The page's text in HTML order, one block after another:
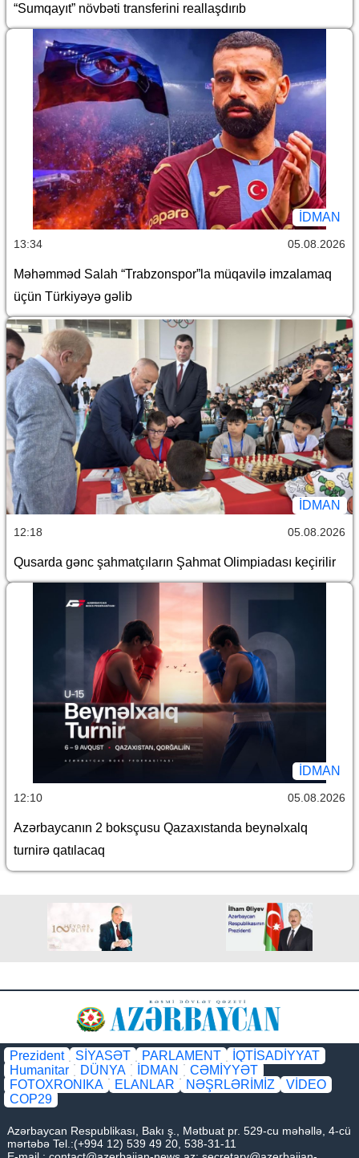
“Sumqayıt” növbəti transferini reallaşdırıb
İDMAN
13:34 05.08.2026
Məhəmməd Salah “Trabzonspor”la müqavilə imzalamaq
üçün Türkiyəyə gəlib
İDMAN
12:18 05.08.2026
Qusarda gənc şahmatçıların Şahmat Olimpiadası keçirilir
İDMAN
12:10 05.08.2026
Azərbaycanın 2 boksçusu Qazaxıstanda beynəlxalq
turnirə qatılacaq
Prezident SİYASƏT PARLAMENT
İQTİSADİYYAT
Humanitar
DÜNYA İDMAN
CƏMİYYƏT
FOTOXRONIKA
ELANLAR NƏŞRLƏRİMİZ
VİDEO
COP29
Azərbaycan Respublikası, Bakı ş., Mətbuat pr. 529-cu məhəllə, 4-cü
mərtəbə Tel.:(+994 12) 539 49 20, 538-31-11